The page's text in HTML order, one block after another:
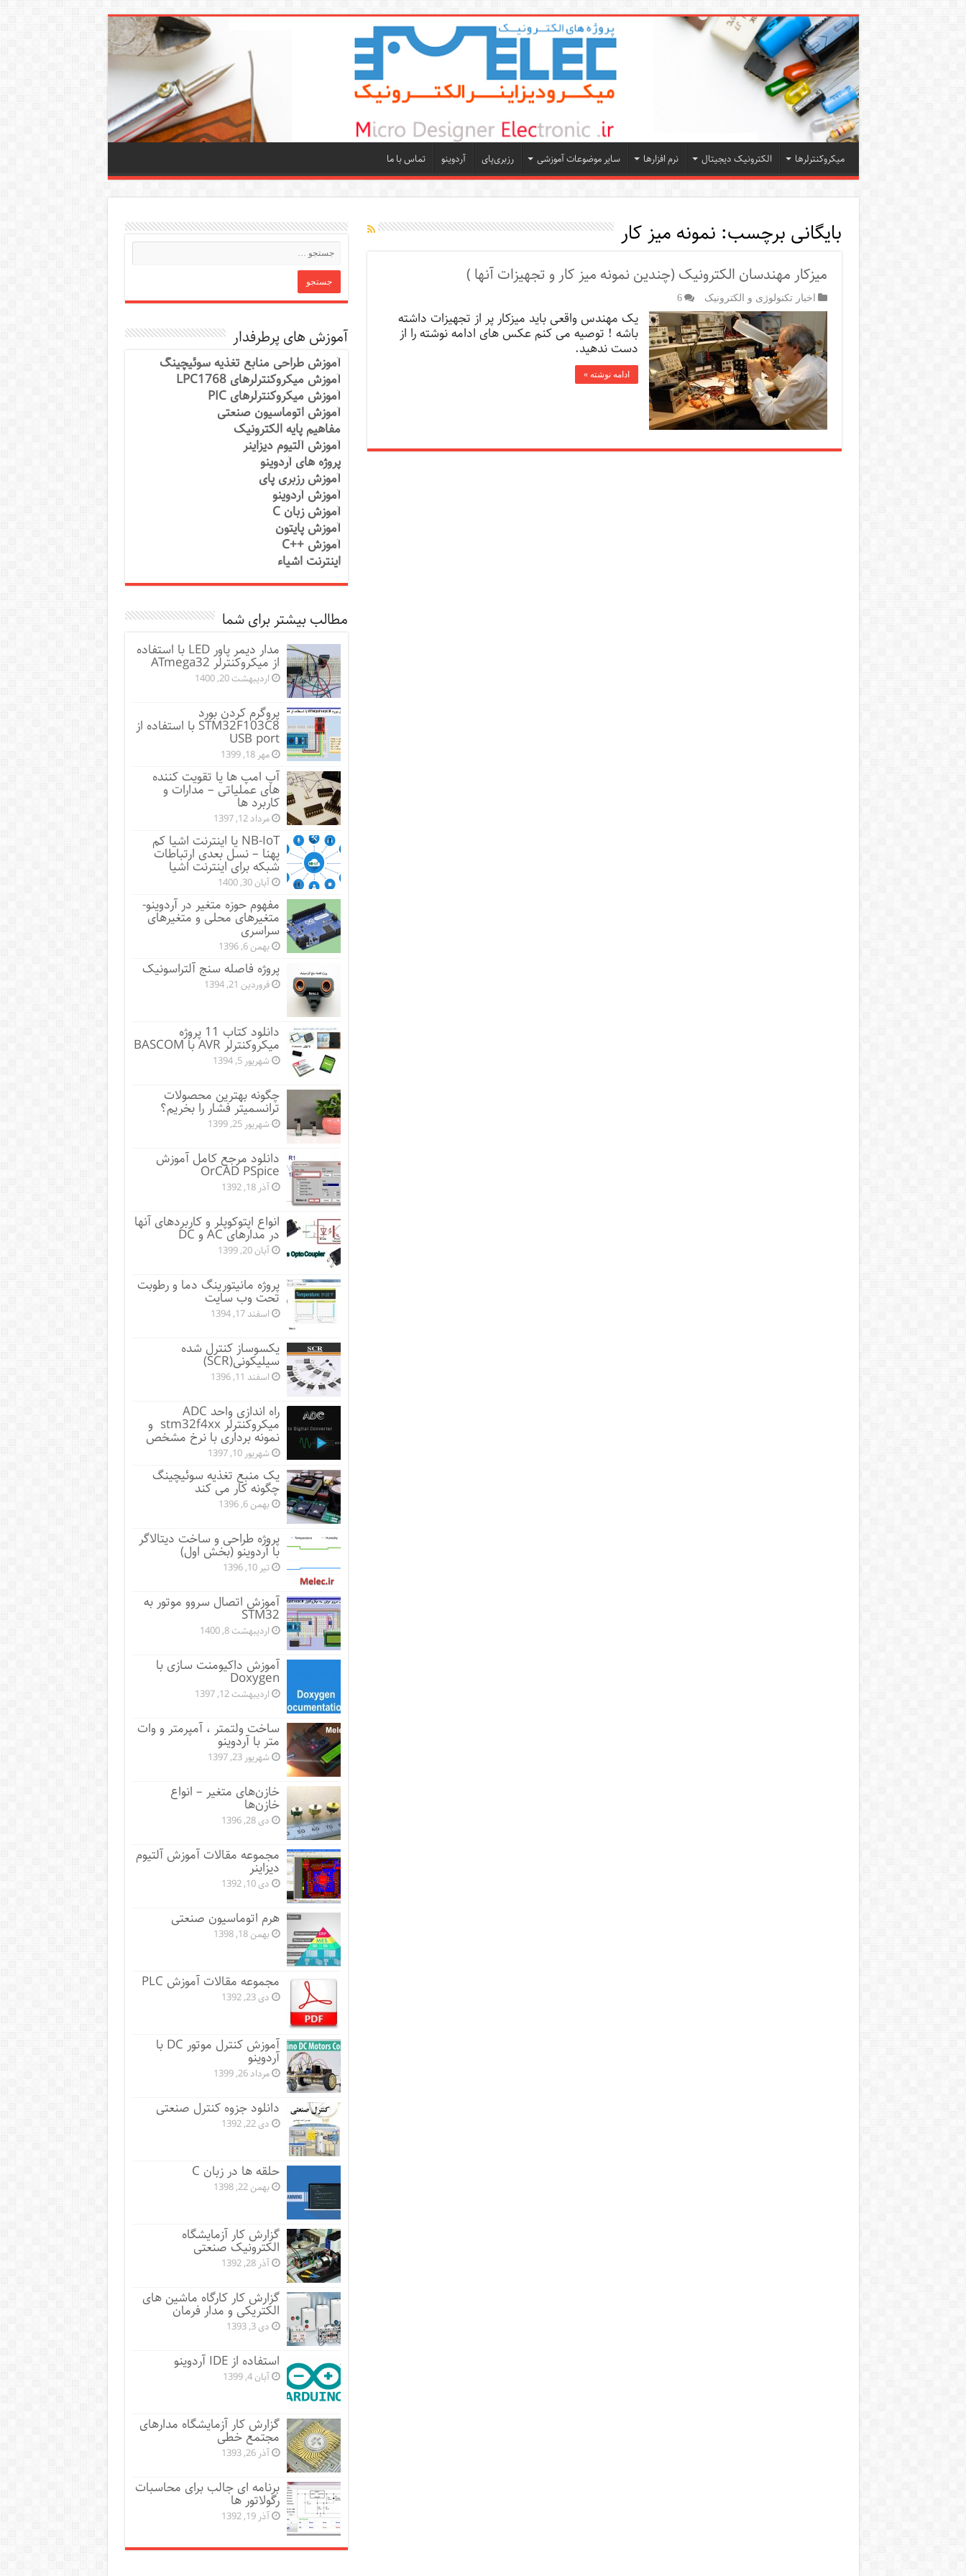
میکروکنترلرها الکترونیک دیجیتال نرم افزارها سایر موضوعات آموزشی رزبری‌پای آردوینو تماس با ما
بایگانی برچسب: نمونه میز کار
میزکار مهندسان الکترونیک (چندین نمونه میز کار و تجهیزات آنها )
اخبار تکنولوژی و الکترونیک 6
یک مهندس واقعی باید میزکار پر از تجهیزات داشته
باشه ! توصیه می کنم عکس های ادامه نوشته را از
دست ندهید.
ادامه نوشته »
آموزش های پرطرفدار
آموزش طراحی منابع تغذیه سوئیچینگ
آموزش میکروکنترلرهای LPC1768
آموزش میکروکنترلرهای PIC
آموزش اتوماسیون صنعتی
مفاهیم پایه الکترونیک
آموزش آلتیوم دیزاینر
پروژه های آردوینو
آموزش رزبری پای
آموزش آردوینو
آموزش زبان C
آموزش پایتون
آموزش ++C
اینترنت اشیاء
مطالب بیشتر برای شما
مدار دیمر پاور LED با استفاده
از میکروکنترلر ATmega32
اردیبهشت 20, 1400
پروگرم کردن بورد
STM32F103C8 با استفاده از
USB port
مهر 18, 1399
آپ امپ ها یا تقویت کننده
های عملیاتی – مدارات و
کاربرد ها
مرداد 12, 1397
NB-IoT یا اینترنت اشیا کم
پهنا – نسل بعدی ارتباطات
شبکه برای اینترنت اشیا
آبان 30, 1400
مفهوم حوزه متغیر در آردوینو-
متغیرهای محلی و متغیرهای
سراسری
بهمن 6, 1396
پروژه فاصله سنج آلتراسونیک
فروردین 21, 1394
دانلود کتاب 11 پروژه
میکروکنترلر AVR با BASCOM
شهریور 5, 1394
چگونه بهترین محصولات
ترانسمیتر فشار را بخریم؟
شهریور 25, 1399
دانلود مرجع کامل آموزش
OrCAD PSpice
آذر 18, 1392
انواع اپتوکوپلر و کاربردهای آنها
در مدارهای AC و DC
آبان 20, 1399
پروژه مانيتورينگ دما و رطوبت
تحت وب سایت
اسفند 17, 1394
یکسوساز کنترل شده
سیلیکونی(SCR)
اسفند 11, 1396
راه اندازی واحد ADC
میکروکنترلر stm32f4xx و
نمونه برداری با نرخ مشخص
شهریور 10, 1397
یک منبع تغذیه سوئیچینگ
چگونه کار می کند
بهمن 6, 1396
پروژه طراحی و ساخت دیتالاگر
با آردوینو (بخش اول)
تیر 10, 1396
آموزش اتصال سروو موتور به
STM32
اردیبهشت 8, 1400
آموزش داکیومنت سازی با
Doxygen
اردیبهشت 12, 1397
ساخت ولتمتر ، آمپرمتر و وات
متر با آردوینو
شهریور 23, 1397
خازن‌های متغیر – انواع
خازن‌ها
دی 28, 1396
مجموعه مقالات آموزش آلتیوم
دیزاینر
دی 10, 1392
هرم اتوماسیون صنعتی
بهمن 18, 1398
مجموعه مقالات آموزش PLC
دی 23, 1392
آموزش کنترل موتور DC با
آردوینو
مرداد 26, 1399
دانلود جزوه کنترل صنعتی
دی 22, 1392
حلقه ها در زبان C
بهمن 22, 1398
گزارش کار آزمایشگاه
الکترونیک صنعتی
آذر 28, 1392
گزارش کار کارگاه ماشین های
الکتریکی و مدار فرمان
دی 3, 1393
استفاده از IDE آردوینو
آبان 4, 1399
گزارش کار آزمایشگاه مدارهای
مجتمع خطی
آذر 26, 1393
برنامه ای جالب برای محاسبات
رگولاتور ها
آذر 19, 1392